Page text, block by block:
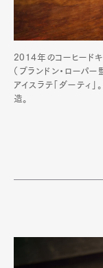
2014年のコーヒードキュ
（ブランドン・ローパ
アイスラテ「ダーティ
造。